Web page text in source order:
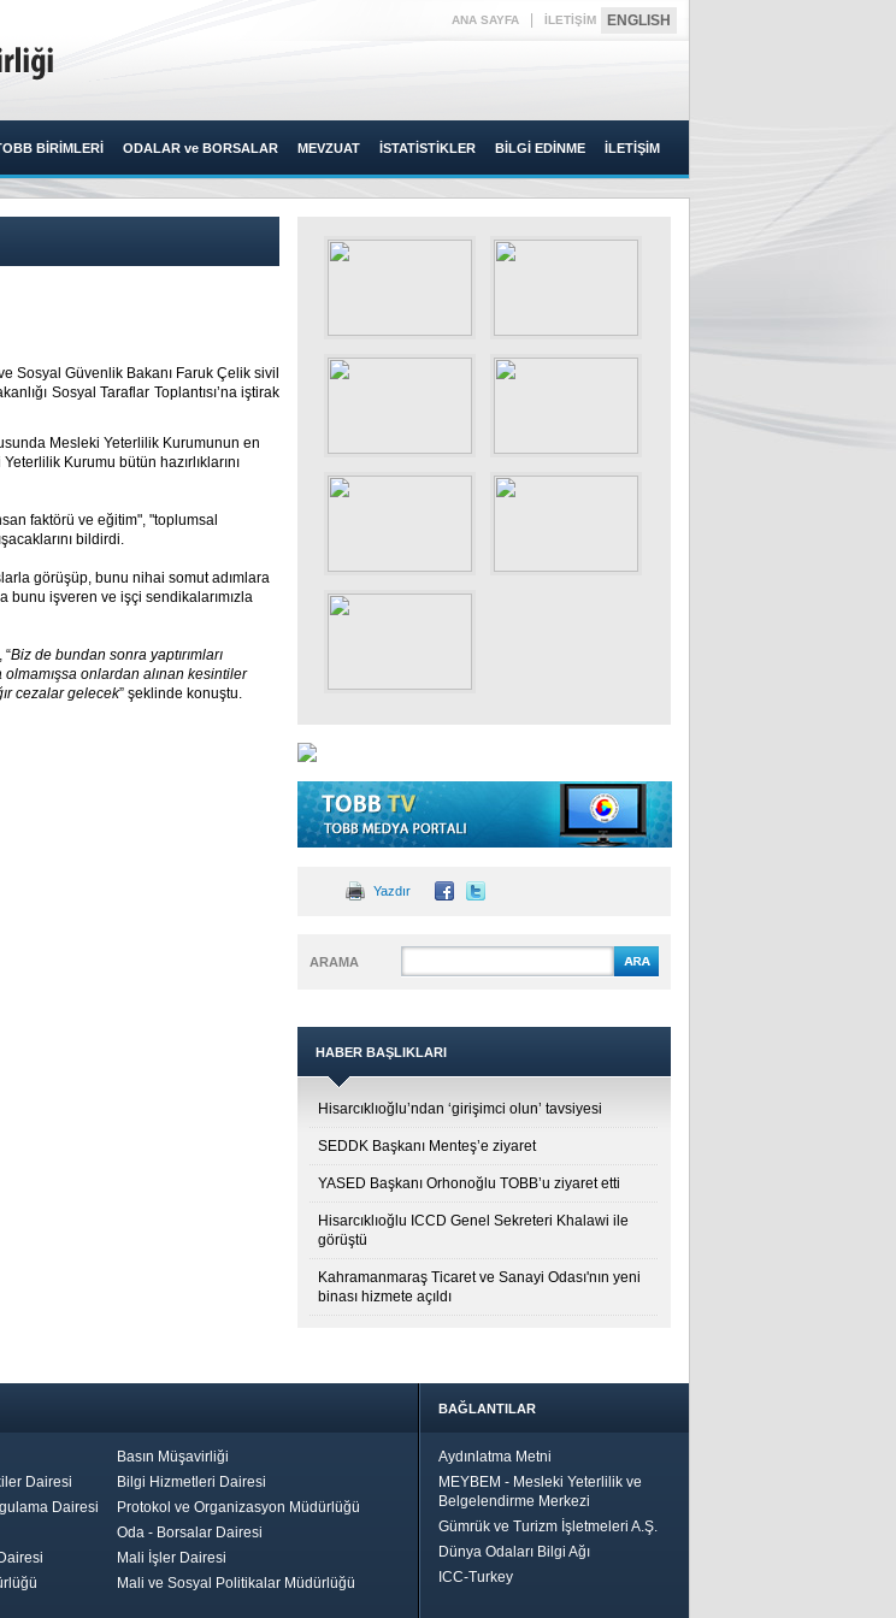
ANA SAYFA İLETİŞİM ENGLISH
BİRİMLERİ ODALAR ve BORSALAR MEVZUAT İSTATİSTİKLER BİLGİ EDİNME İLETİŞİM
Sosyal Güvenlik Bakanı Faruk Çelik sivil
Sosyal Taraflar Toplantısı’na iştirak
Mesleki Yeterlilik Kurumunun en
Kurumu bütün hazırlıklarını
faktörü ve eğitim", "toplumsal
bildirdi.
görüşüp, bunu nihai somut adımlara
bunu işveren ve işçi sendikalarımızla
“Biz de bundan sonra yaptırımları
onlardan alınan kesintiler
cezalar gelecek” şeklinde konuştu.
Yazdır
ARAMA
HABER BAŞLIKLARI
Hisarcıklıoğlu’ndan ‘girişimci olun’ tavsiyesi
SEDDK Başkanı Menteş’e ziyaret
YASED Başkanı Orhonoğlu TOBB’u ziyaret etti
Hisarcıklıoğlu ICCD Genel Sekreteri Khalawi ile
görüştü
Kahramanmaraş Ticaret ve Sanayi Odası'nın yeni
binası hizmete açıldı
Basın Müşavirliği
Dairesi
Bilgi Hizmetleri Dairesi
Dairesi
Protokol ve Organizasyon Müdürlüğü
Oda - Borsalar Dairesi
Mali İşler Dairesi
Mali ve Sosyal Politikalar Müdürlüğü
BAĞLANTILAR
Aydınlatma Metni
MEYBEM - Mesleki Yeterlilik ve
Belgelendirme Merkezi
Gümrük ve Turizm İşletmeleri A.Ş.
Dünya Odaları Bilgi Ağı
ICC-Turkey